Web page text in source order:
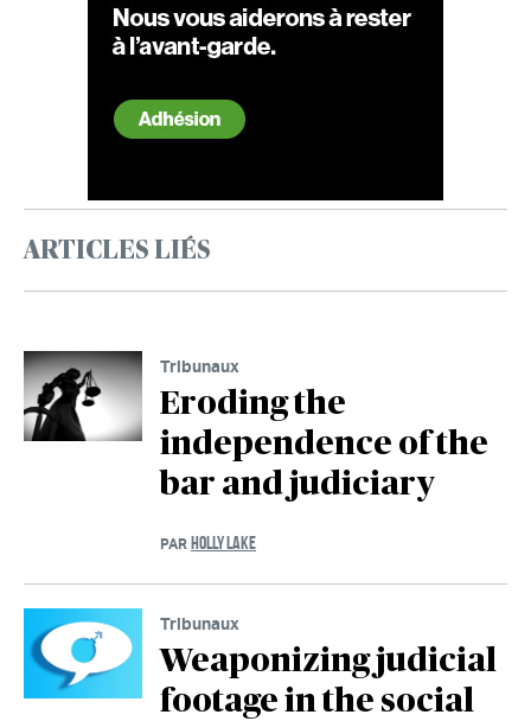
ARTICLES LIÉS
Tribunaux
Eroding the
independence of the
bar and judiciary
PAR HOLLY LAKE
Tribunaux
Weaponizing judicial
footage in the social